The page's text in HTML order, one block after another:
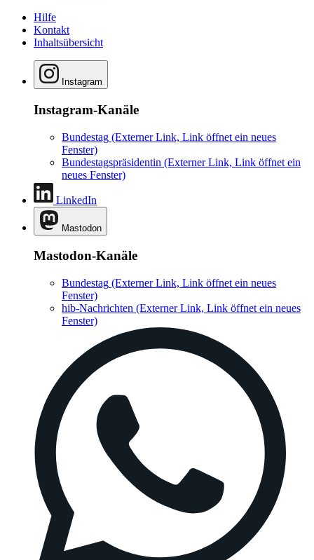
Hilfe
Kontakt
Inhaltsübersicht
Instagram
Instagram-Kanäle
Bundestag (Externer Link, Link öffnet ein neues
Fenster)
Bundestagspräsidentin (Externer Link, Link öffnet ein
neues Fenster)
LinkedIn
Mastodon
Mastodon-Kanäle
Bundestag (Externer Link, Link öffnet ein neues
Fenster)
hib-Nachrichten (Externer Link, Link öffnet ein neues
Fenster)